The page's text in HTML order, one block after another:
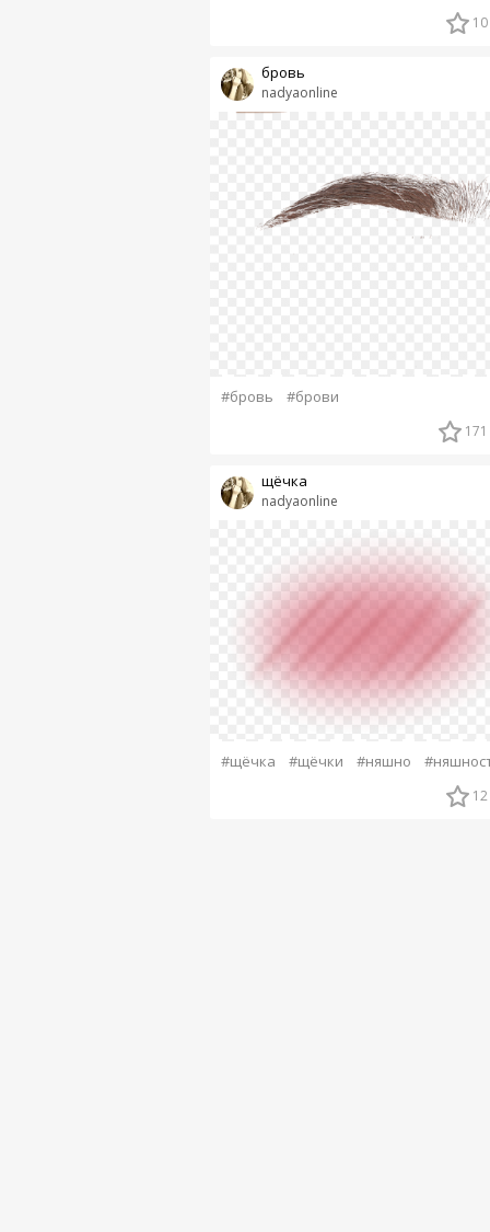
10
nadyaonline
бровь
#бровь #брови
171
nadyaonline
щёчка
#щёчка #щёчки #няшно
12